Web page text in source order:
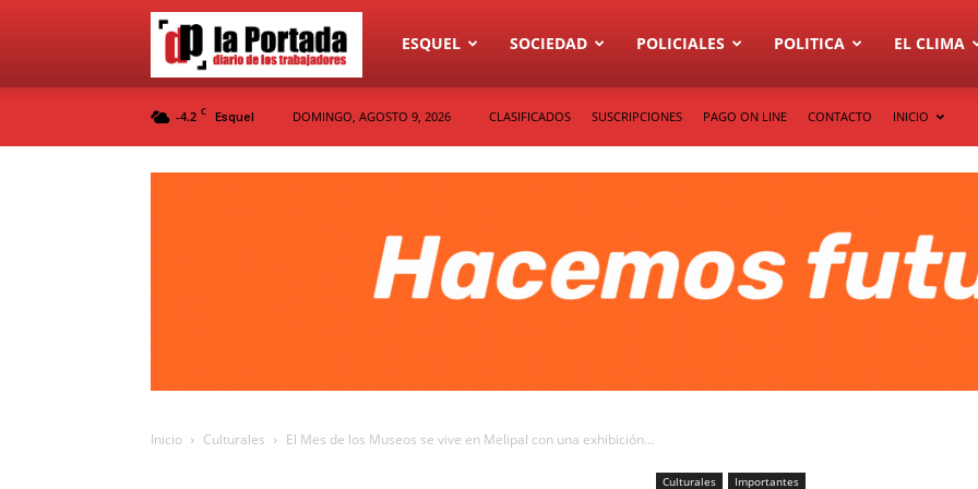
Diario
ESQUEL SOCIEDAD POLICIALES POLITICA EL CLIMA
-4.2 C Esquel DOMINGO, AGOSTO 9, 2026 CLASIFICADOS SUSCRIPCIONES PAGO ON LINE CONTACTO INICIO
Inicio Culturales El Mes de los Museos se vive en Melipal con una exhibición...
Culturales Importantes